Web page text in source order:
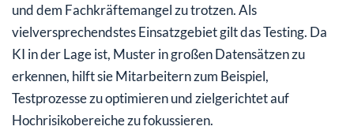
und dem Fachkräftemangel zu trotzen. Als
vielversprechendstes Einsatzgebiet gilt das Testing. Da
KI in der Lage ist, Muster in großen Datensätzen zu
erkennen, hilft sie Mitarbeitern zum Beispiel,
Testprozesse zu optimieren und zielgerichtet auf
Hochrisikobereiche zu fokussieren.